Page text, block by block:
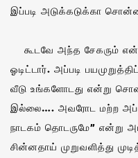
இப்படி அடுக்கடுக்கா
கூடவே அந்த சேகரும்
ஓடிட்டார். அப்படி
வீடு உங்களோடது என்று
இல்லை…. அவரோட மற்ற
நாடகம் தொடருமே” என்று
சின்னதாய் முறுவளித்து